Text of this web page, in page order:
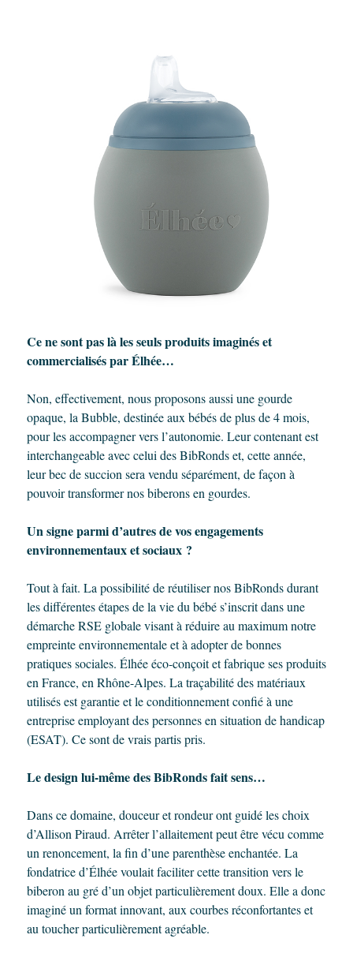
Ce ne sont pas là les seuls produits imaginés et
commercialisés par Élhée…
Non, effectivement, nous proposons aussi une gourde
opaque, la Bubble, destinée aux bébés de plus de 4 mois,
pour les accompagner vers l’autonomie. Leur contenant est
interchangeable avec celui des BibRonds et, cette année,
leur bec de succion sera vendu séparément, de façon à
pouvoir transformer nos biberons en gourdes.
Un signe parmi d’autres de vos engagements
environnementaux et sociaux ?
Tout à fait. La possibilité de réutiliser nos BibRonds durant
les différentes étapes de la vie du bébé s’inscrit dans une
démarche RSE globale visant à réduire au maximum notre
empreinte environnementale et à adopter de bonnes
pratiques sociales. Élhée éco-conçoit et fabrique ses produits
en France, en Rhône-Alpes. La traçabilité des matériaux
utilisés est garantie et le conditionnement confié à une
entreprise employant des personnes en situation de handicap
(ESAT). Ce sont de vrais partis pris.
Le design lui-même des BibRonds fait sens…
Dans ce domaine, douceur et rondeur ont guidé les choix
d’Allison Piraud. Arrêter l’allaitement peut être vécu comme
un renoncement, la fin d’une parenthèse enchantée. La
fondatrice d’Élhée voulait faciliter cette transition vers le
biberon au gré d’un objet particulièrement doux. Elle a donc
imaginé un format innovant, aux courbes réconfortantes et
au toucher particulièrement agréable.